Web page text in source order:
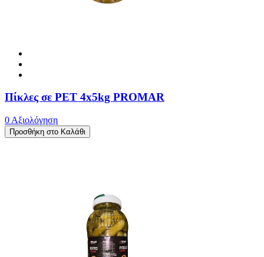
Πίκλες σε PET 4x5kg PROMAR
0 Αξιολόγηση
Προσθήκη στο Καλάθι